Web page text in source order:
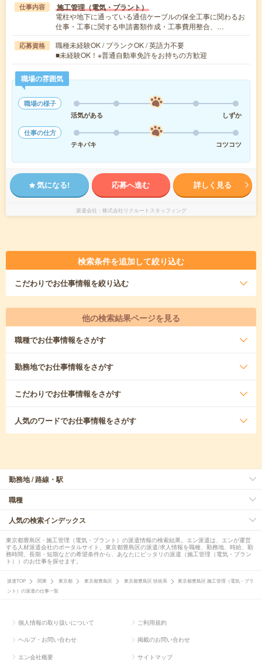
仕事内容 施工管理（電気・プラント）
電柱や地下に通っている通信ケーブルの保全工事に関わるお
仕事・工事に関する申請書類作成・工事費用整合、…
応募資格
職種未経験OK / ブランクOK / 英語力不要
■未経験OK！※普通自動車免許をお持ちの方歓迎
職場の雰囲気
職場の様子
活気がある
しずか
仕事の仕方
テキパキ
コツコツ
気になる! 応募へ進む 詳しく見る
派遣会社 株式会社リクルートスタッフィング
検索条件を追加して絞り込む
こだわりでお仕事情報を絞り込む
他の検索結果ページを見る
職種でお仕事情報をさがす
勤務地でお仕事情報をさがす
こだわりでお仕事情報をさがす
人気のワードでお仕事情報をさがす
勤務地 / 路線・駅
職種
人気の検索インデックス
東京都豊島区 - 施工管理（電気・プラント）の派遣情報の検索結果。エン派遣は、エンが運営
する人材派遣会社のポータルサイト。東京都豊島区の派遣/求人情報を職種、勤務地、時給、勤
務時間、長期・短期などの希望条件から、あなたにピッタリの派遣（施工管理（電気・プラン
ト））のお仕事を探せます。
派遣TOP 関東 東京都 東京都豊島区 東京都豊島区 技術系
東京都豊島区 施工管理（電気・プラ
ント）の派遣の仕事一覧
個人情報の取り扱いについて ご利用規約
ヘルプ・お問い合わせ 掲載のお問い合わせ
エン会社概要 サイトマップ